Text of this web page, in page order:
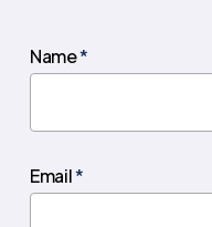
Name*
Email*